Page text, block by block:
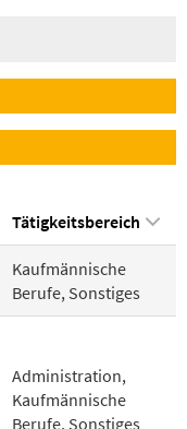
Tätigkeitsbereich
Kaufmännische
Berufe, Sonstiges
Administration,
Kaufmännische
Berufe, Sonstiges